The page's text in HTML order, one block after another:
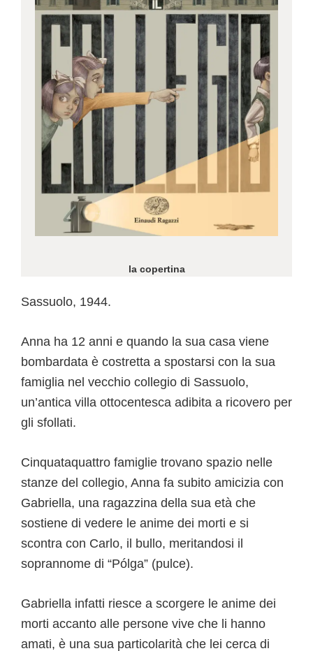
la copertina
Sassuolo, 1944.
Anna ha 12 anni e quando la sua casa viene
bombardata è costretta a spostarsi con la sua
famiglia nel vecchio collegio di Sassuolo,
un’antica villa ottocentesca adibita a ricovero per
gli sfollati.
Cinquataquattro famiglie trovano spazio nelle
stanze del collegio, Anna fa subito amicizia con
Gabriella, una ragazzina della sua età che
sostiene di vedere le anime dei morti e si
scontra con Carlo, il bullo, meritandosi il
soprannome di “Pólga” (pulce).
Gabriella infatti riesce a scorgere le anime dei
morti accanto alle persone vive che li hanno
amati, è una sua particolarità che lei cerca di